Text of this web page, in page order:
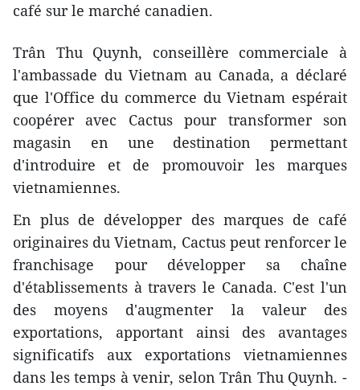
café sur le marché canadien.
Trân Thu Quynh, conseillère commerciale à
l'ambassade du Vietnam au Canada, a déclaré
que l'Office du commerce du Vietnam espérait
coopérer avec Cactus pour transformer son
magasin en une destination permettant
d'introduire et de promouvoir les marques
vietnamiennes.
En plus de développer des marques de café
originaires du Vietnam, Cactus peut renforcer le
franchisage pour développer sa chaîne
d'établissements à travers le Canada. C'est l'un
des moyens d'augmenter la valeur des
exportations, apportant ainsi des avantages
significatifs aux exportations vietnamiennes
dans les temps à venir, selon Trân Thu Quynh. -